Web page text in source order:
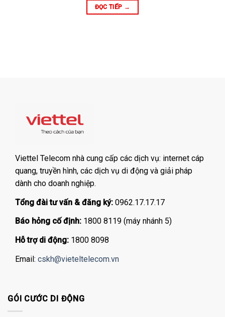
ĐỌC TIẾP →
Viettel Telecom nhà cung cấp các dịch vụ: internet cáp
quang, truyền hình, các dịch vụ di động và giải pháp
dành cho doanh nghiệp.
Tổng đài tư vấn & đăng ký: 0962.17.17.17
Báo hỏng cố định: 1800 8119 (máy nhánh 5)
Hỗ trợ di động: 1800 8098
Email: cskh@vieteltelecom.vn
GÓI CƯỚC DI ĐỘNG